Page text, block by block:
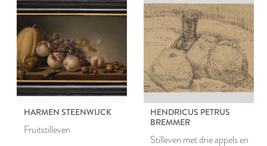
HARMEN STEENWIJCK
Fruitstilleven
HENDRICUS PETRUS
BREMMER
Stilleven met drie appels en